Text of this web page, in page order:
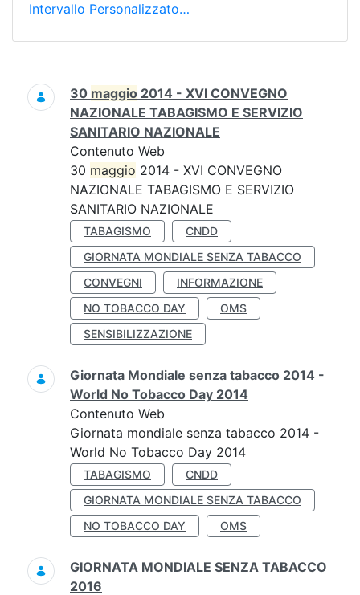
Intervallo Personalizzato…
Ricerca
30 maggio 2014 - XVI CONVEGNO
NAZIONALE TABAGISMO E SERVIZIO
SANITARIO NAZIONALE
Contenuto Web
30 maggio 2014 - XVI CONVEGNO
NAZIONALE TABAGISMO E SERVIZIO
SANITARIO NAZIONALE
TABAGISMO
CNDD
GIORNATA MONDIALE SENZA TABACCO
CONVEGNI
INFORMAZIONE
NO TOBACCO DAY
OMS
SENSIBILIZZAZIONE
Giornata Mondiale senza tabacco 2014 -
World No Tobacco Day 2014
Contenuto Web
Giornata mondiale senza tabacco 2014 -
World No Tobacco Day 2014
TABAGISMO
CNDD
GIORNATA MONDIALE SENZA TABACCO
NO TOBACCO DAY
OMS
GIORNATA MONDIALE SENZA TABACCO
2016